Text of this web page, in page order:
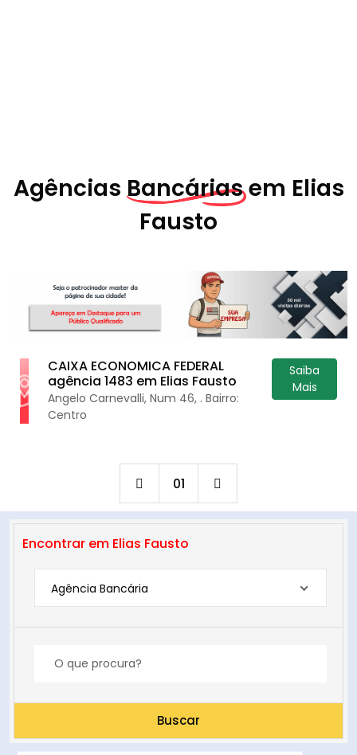
Agências Bancárias em Elias
Fausto
CAIXA ECONOMICA FEDERAL
agência 1483 em Elias Fausto
Angelo Carnevalli, Num 46, . Bairro:
Centro
Saiba
Mais
01
Encontrar em Elias Fausto
Agência Bancária
Buscar